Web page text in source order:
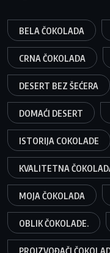
BELA ČOKOLADA
CRNA ČOKOLADA
DESERT BEZ ŠEĆERA
DOMAĆI DESERT
ISTORIJA COKOLADE
KVALITETNA
MOJA ČOKOLADA
OBLIK ČOKOLADE.
PROIZVOĐAČI